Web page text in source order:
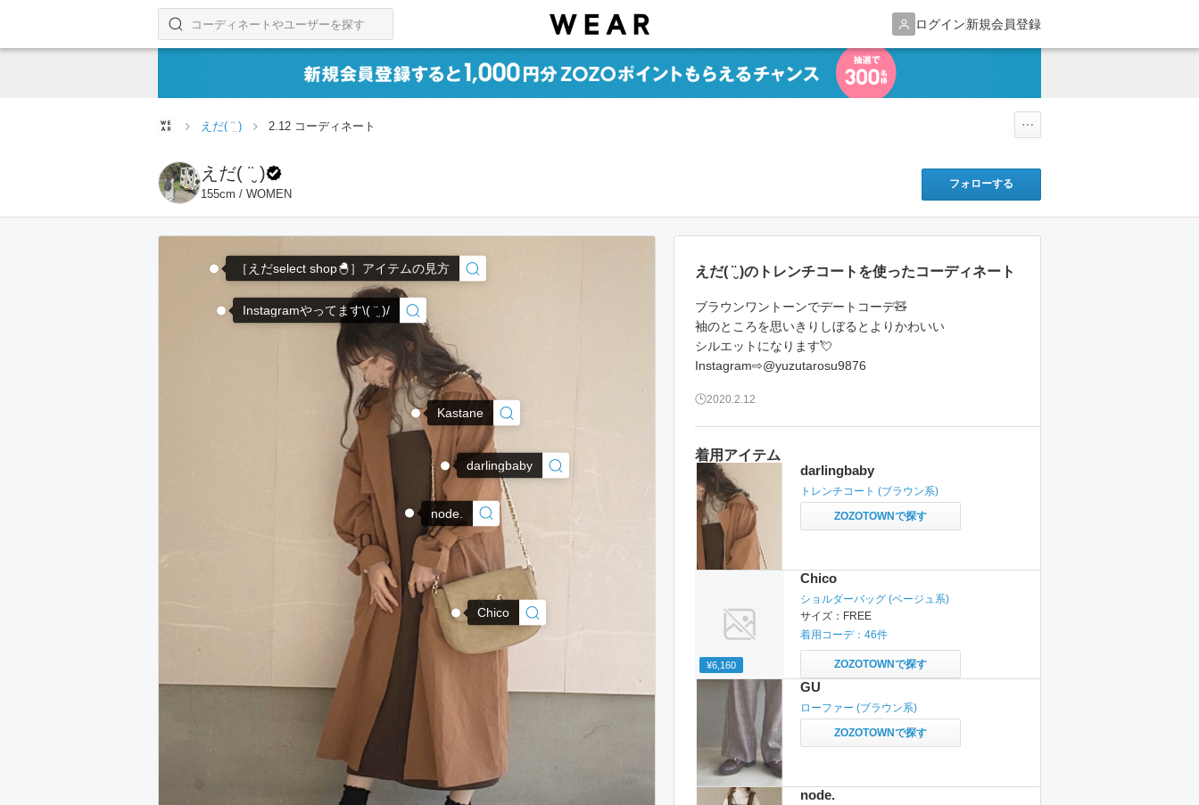
ログイン新規会員登録
コーディネートやユーザーを探す
検索する
えだ( ¨̮ ) 2.12 コーディネート
えだ( ¨̮ )
155cm / WOMEN
フォローする
darlingbaby
Chico
node.
［えだselect shop🐣］アイテムの見方
Instagramやってます\( ¨̮ )/
Kastane
着用アイテム
darlingbaby
トレンチコート (ブラウン系)
ZOZOTOWNで探す
¥6,160
Chico
ショルダーバッグ (ベージュ系)
サイズ： FREE
着用コーデ： 46件
ZOZOTOWNで探す
GU
ローファー (ブラウン系)
ZOZOTOWNで探す
node.
えだ( ¨̮ )のトレンチコートを使ったコーディネート
ブラウンワントーンでデートコーデ🧸
袖のところを思いきりしぼるとよりかわいい
シルエットになります💘
Instagram⇨@yuzutarosu9876
2020.2.12